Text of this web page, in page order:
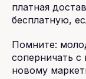
платная
бесплатную,
Помните:
соперничать
новому